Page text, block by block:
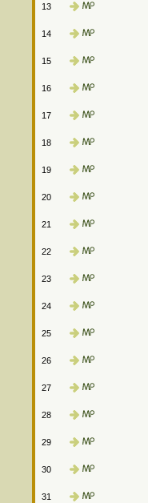
13
14
15
16
17
18
19
20
21
22
23
24
25
26
27
28
29
30
31